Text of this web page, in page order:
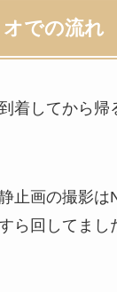
での流れ
着してから帰
止画の撮影は
ら回してまし